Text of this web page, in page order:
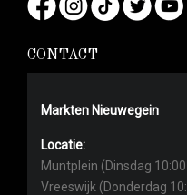
CONTACT
Markten Nieuwegein
Locatie:
Muntplein (Dinsdag
Vreeswijk (Donderdag